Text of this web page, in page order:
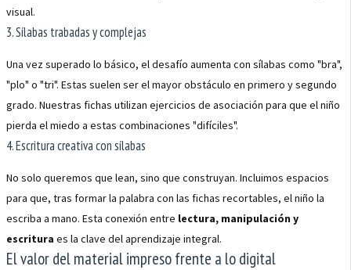
visual.
3. Sílabas trabadas y complejas
Una vez superado lo básico, el desafío aumenta con sílabas como "bra",
"plo" o "tri". Estas suelen ser el mayor obstáculo en primero y segundo
grado. Nuestras fichas utilizan ejercicios de asociación para que el niño
pierda el miedo a estas combinaciones "difíciles".
4. Escritura creativa con sílabas
No solo queremos que lean, sino que construyan. Incluimos espacios
para que, tras formar la palabra con las fichas recortables, el niño la
escriba a mano. Esta conexión entre lectura, manipulación y
escritura es la clave del aprendizaje integral.
El valor del material impreso frente a lo digital